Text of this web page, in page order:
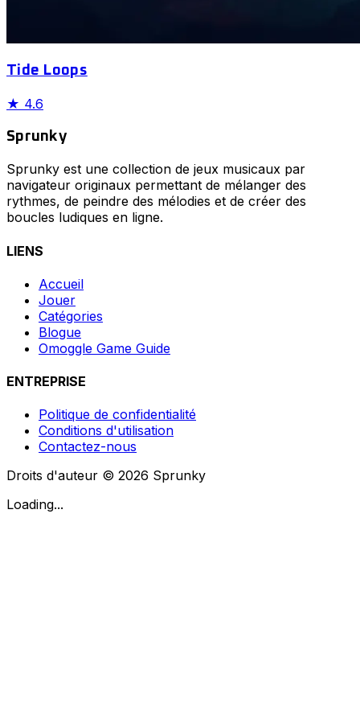
Tide Loops
★ 4.6
Sprunky
Sprunky est une collection de jeux musicaux par
navigateur originaux permettant de mélanger des
rythmes, de peindre des mélodies et de créer des
boucles ludiques en ligne.
LIENS
Accueil
Jouer
Catégories
Blogue
Omoggle Game Guide
ENTREPRISE
Politique de confidentialité
Conditions d'utilisation
Contactez-nous
Droits d'auteur © 2026 Sprunky
Loading...